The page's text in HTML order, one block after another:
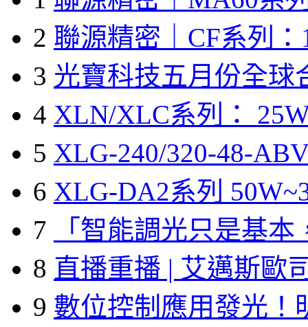
2 聯源精密｜CF系列：
3 光寶科技五月份全球
4 XLN/XLC系列：
5 XLG-240/320-48-
6 XLG-DA2系列
7
「智能調光只是基本
8 直播重播 | 艾邁斯歐
9 數位控制應用發光！